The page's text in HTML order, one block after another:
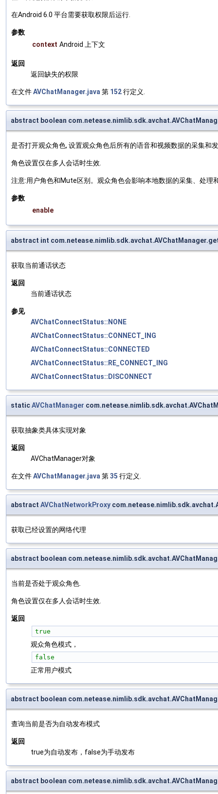
在Android 6.0 平台需要获取权限后运行.
参数
context Android 上下文
返回
返回缺失的权限
在文件AVChatManager.java第 152行定义.
abstract boolean
是否打开观众角色, 设置观众角色后所有的语音和视频数据的采集和
角色设置仅在多人会话时生效.
注意:用户角色和Mute区别。观众角色会影响本地数据的采集、处理
参数
enable
abstract int
获取当前通话状态
返回
当前通话状态
参见
AVChatConnectStatus::NONE
AVChatConnectStatus::CONNECT_ING
AVChatConnectStatus::CONNECTED
AVChatConnectStatus::RE_CONNECT_ING
AVChatConnectStatus::DISCONNECT
staticAVChatManager
获取抽象类具体实现对象
返回
AVChatManager对象
在文件AVChatManager.java第35 行定义.
abstract AVChatNetworkProxy
获取已经设置的网络代理
abstract boolean
当前是否处于观众角色.
角色设置仅在多人会话时生效.
返回
true
观众角色模式，
false
正常用户模式
abstract boolean
查询当前是否为自动发布模式
返回
true为自动发布，false为手动发布
abstract boolean